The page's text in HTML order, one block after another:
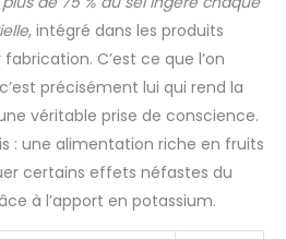
, intégré dans les produits
C’est ce que l’on
précisément lui qui rend la
véritable prise de conscience.
: une alimentation riche en fruits
certains effets néfastes du
à l’apport en potassium.